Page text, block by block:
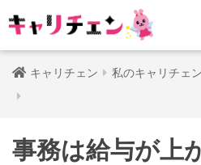
キャリチェン 私のキャリチェン
事務は給与が上